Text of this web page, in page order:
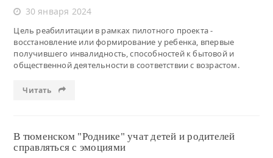
30 января 2024
Цель реабилитации в рамках пилотного проекта -
восстановление или формирование у ребенка, впервые
получившего инвалидность, способностей к бытовой и
общественной деятельности в соответствии с возрастом.
Читать
В тюменском "Роднике" учат детей и родителей
справляться с эмоциями